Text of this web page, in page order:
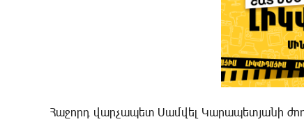
Հաջորդ վարչապետ Սամվել Կարապետյանի